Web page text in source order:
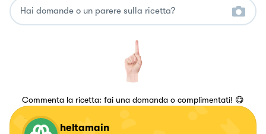
Commenta la ricetta: fai una domanda o complimentati! 😋
heltamain